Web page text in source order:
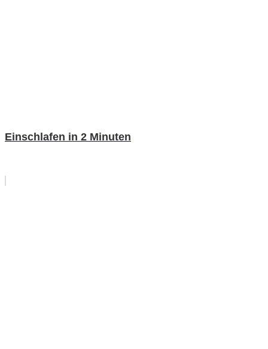
Einschlafen in 2 Minuten